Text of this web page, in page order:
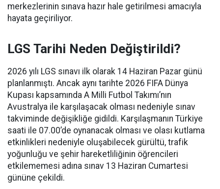
merkezlerinin sınava hazır hale getirilmesi amacıyla
hayata geçiriliyor.
LGS Tarihi Neden Değiştirildi?
2026 yılı LGS sınavı ilk olarak 14 Haziran Pazar günü
planlanmıştı. Ancak aynı tarihte 2026 FIFA Dünya
Kupası kapsamında A Milli Futbol Takımı’nın
Avustralya ile karşılaşacak olması nedeniyle sınav
takviminde değişikliğe gidildi. Karşılaşmanın Türkiye
saati ile 07.00’de oynanacak olması ve olası kutlama
etkinlikleri nedeniyle oluşabilecek gürültü, trafik
yoğunluğu ve şehir hareketliliğinin öğrencileri
etkilememesi adına sınav 13 Haziran Cumartesi
gününe çekildi.